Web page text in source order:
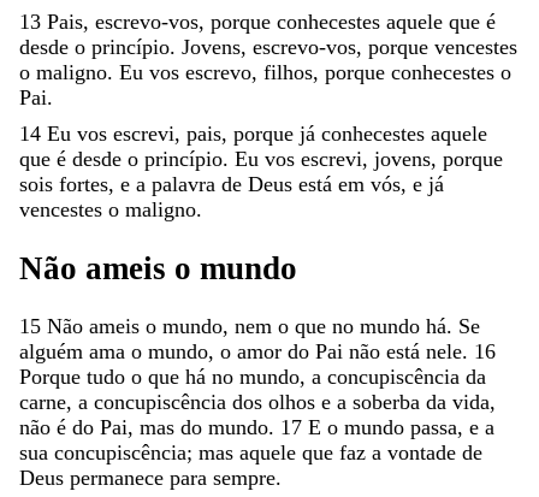
13 Pais, escrevo-vos, porque conhecestes aquele que é
desde o princípio. Jovens, escrevo-vos, porque vencestes
o maligno. Eu vos escrevo, filhos, porque conhecestes o
Pai.
14 Eu vos escrevi, pais, porque já conhecestes aquele
que é desde o princípio. Eu vos escrevi, jovens, porque
sois fortes, e a palavra de Deus está em vós, e já
vencestes o maligno.
Não ameis o mundo
15 Não ameis o mundo, nem o que no mundo há. Se
alguém ama o mundo, o amor do Pai não está nele. 16
Porque tudo o que há no mundo, a concupiscência da
carne, a concupiscência dos olhos e a soberba da vida,
não é do Pai, mas do mundo. 17 E o mundo passa, e a
sua concupiscência; mas aquele que faz a vontade de
Deus permanece para sempre.